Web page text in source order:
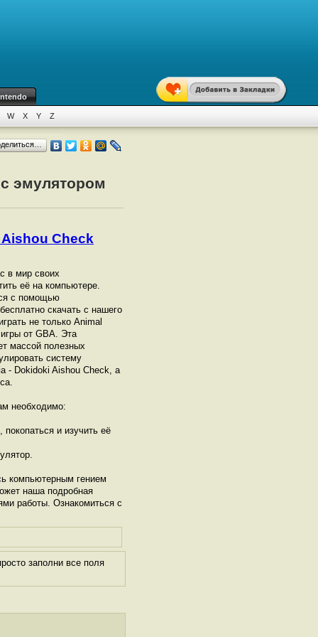
W X Y Z
эмулятором
Check
в мир своих
её на компьютере.
с помощью
скачать с нашего
не только Animal
от GBА. Эта
массой полезных
систему
- Dokidoki Aishou Check, а
необходимо:
и изучить её
компьютерным гением
наша подробная
работы. Ознакомиться с
заполни все поля